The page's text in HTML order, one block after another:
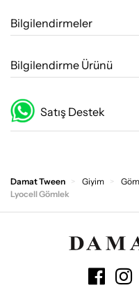
Bilgilendirmeler
Bilgilendirme Ürünü
Satış Destek
Damat Tween Giyim
Lyocell Gömlek